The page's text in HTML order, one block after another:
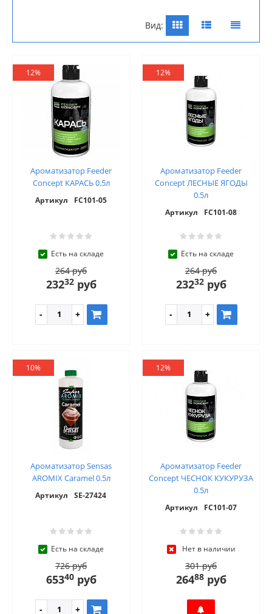
Вид:
12%
Ароматизатор Feeder
Concept КАРАСЬ 0.5л
Артикул FC101-05
Есть на складе
264 руб
23232руб
12%
Ароматизатор Feeder
Concept ЛЕСНЫЕ ЯГОДЫ
0.5л
Артикул FC101-08
Есть на складе
264 руб
23232руб
10%
Ароматизатор Sensas
AROMIX Caramel 0.5л
Артикул SE-27424
Есть на складе
726 руб
65340руб
12%
Ароматизатор Feeder
Concept ЧЕСНОК КУКУРУЗА
0.5л
Артикул FC101-07
Нет в наличии
301 руб
26488руб